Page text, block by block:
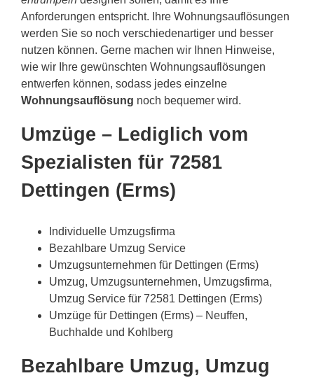
Anforderungen entspricht. Ihre Wohnungsauflösungen
werden Sie so noch verschiedenartiger und besser
nutzen können. Gerne machen wir Ihnen Hinweise,
wie wir Ihre gewünschten Wohnungsauflösungen
entwerfen können, sodass jedes einzelne
Wohnungsauflösung noch bequemer wird.
Umzüge – Lediglich vom
Spezialisten für 72581
Dettingen (Erms)
Individuelle Umzugsfirma
Bezahlbare Umzug Service
Umzugsunternehmen für Dettingen (Erms)
Umzug, Umzugsunternehmen, Umzugsfirma,
Umzug Service für 72581 Dettingen (Erms)
Umzüge für Dettingen (Erms) – Neuffen,
Buchhalde und Kohlberg
Bezahlbare Umzug, Umzug